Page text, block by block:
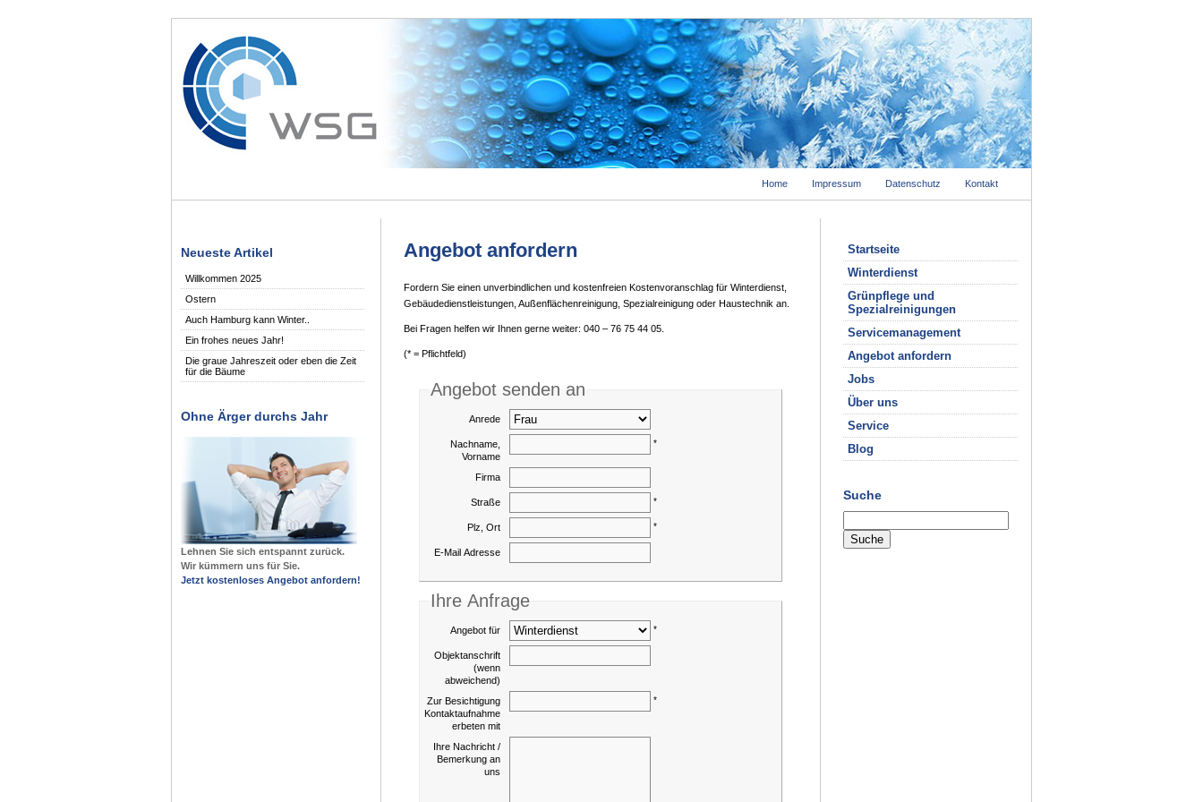
Home Impressum Datenschutz Kontakt
Neueste Artikel
Willkommen 2025
Ostern
Auch Hamburg kann Winter..
Ein frohes neues Jahr!
Die graue Jahreszeit oder eben die Zeit
für die Bäume
Ohne Ärger durchs Jahr
Lehnen Sie sich entspannt zurück.
Wir kümmern uns für Sie.
Jetzt kostenloses Angebot anfordern!
Startseite
Winterdienst
Grünpflege und
Spezialreinigungen
Servicemanagement
Angebot anfordern
Jobs
Über uns
Service
Blog
Suche
Angebot anfordern
Fordern Sie einen unverbindlichen und kostenfreien Kostenvoranschlag für Winterdienst,
Gebäudedienstleistungen, Außenflächenreinigung, Spezialreinigung oder Haustechnik an.
Bei Fragen helfen wir Ihnen gerne weiter: 040 – 76 75 44 05.
(* = Pflichtfeld)
Angebot senden an
Anrede
Nachname,
Vorname
*
Firma
Straße *
Plz, Ort *
E-Mail Adresse
Ihre Anfrage
Angebot für *
Objektanschrift
(wenn
abweichend)
Zur Besichtigung
Kontaktaufnahme
erbeten mit
*
Ihre Nachricht /
Bemerkung an
uns